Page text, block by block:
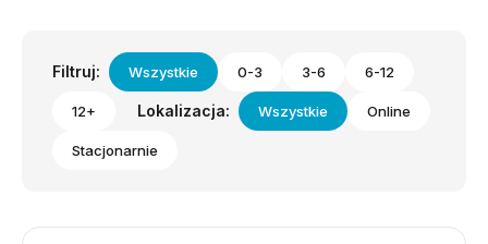
Filtruj: Wszystkie 0-3 3-6 6-12
12+ Lokalizacja: Wszystkie Online
Stacjonarnie